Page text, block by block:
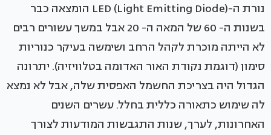
נורת ה-(LED (Light Emitting Diode הומצאה כבר
בשנות ה- 60 של המאה ה- 20 אבל במשך עשורים רבים
לא הייתה מוכרת לקהל הרחב ושימשה בעיקר כנוריות
סימון (דוגמת נקודת האור האדומה בטלוויזיה). יתרונה
הגדול היה בצריכת החשמל האפסית שלה, אבל לא נמצא
לה שימוש כתאורה כללית בחלל. עשרים השנים
האחרונות, לערך, שנות התגבשות המודעות לצורך